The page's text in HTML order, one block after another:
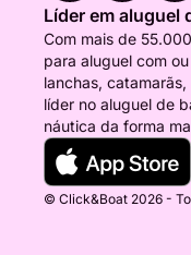
Líder em aluguel
Com mais de
para aluguel com
lanchas,
líder no aluguel de
náutica da forma
© Click&Boat 2026 -